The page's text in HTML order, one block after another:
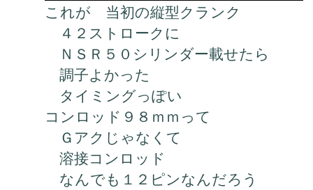
これが 当初の縦型クランク
４２ストロークに
ＮＳＲ５０シリンダー載せたら
調子よかった
タイミングっぽい
コンロッド９８ｍｍって
Ｇアクじゃなくて
溶接コンロッド
なんでも１２ピンなんだろう